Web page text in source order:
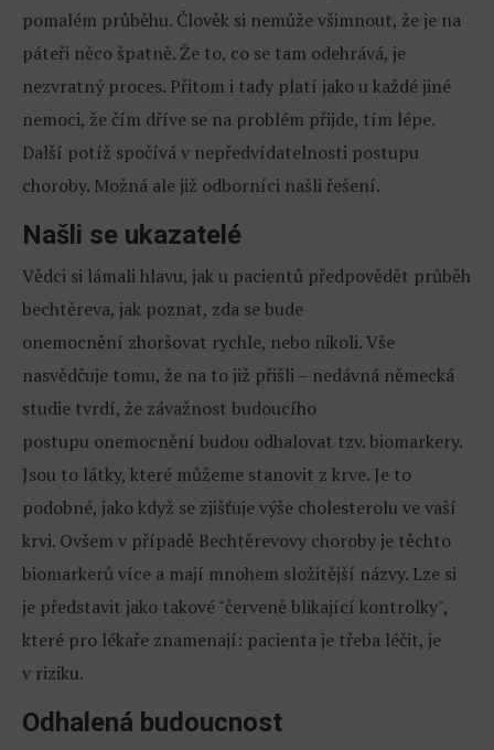
pomalém průběhu. Člověk si nemůže všimnout, že je na
páteři něco špatně. Že to, co se tam odehrává, je
nezvratný proces. Přitom i tady platí jako u každé jiné
nemoci, že čím dříve se na problém přijde, tím lépe.
Další potíž spočívá v nepředvídatelnosti postupu
choroby. Možná ale již odborníci našli řešení.
Našli se ukazatelé
Vědci si lámali hlavu, jak u pacientů předpovědět průběh
bechtěreva, jak poznat, zda se bude
onemocnění zhoršovat rychle, nebo nikoli. Vše
nasvědčuje tomu, že na to již přišli – nedávná německá
studie tvrdí, že závažnost budoucího
postupu onemocnění budou odhalovat tzv. biomarkery.
Jsou to látky, které můžeme stanovit z krve. Je to
podobné, jako když se zjišťuje výše cholesterolu ve vaší
krvi. Ovšem v případě Bechtěrevovy choroby je těchto
biomarkerů více a mají mnohem složitější názvy. Lze si
je představit jako takové "červeně blikající kontrolky",
které pro lékaře znamenají: pacienta je třeba léčit, je
v riziku.
Odhalená budoucnost